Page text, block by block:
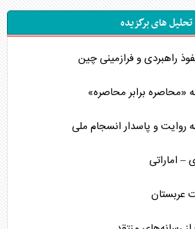
تحلیل های برگزیده
راهبردی و فرازمینی چین
«محاصره برابر محاصره»
روایت و پاسدار انسجام ملی
– اماراتی
عربستان